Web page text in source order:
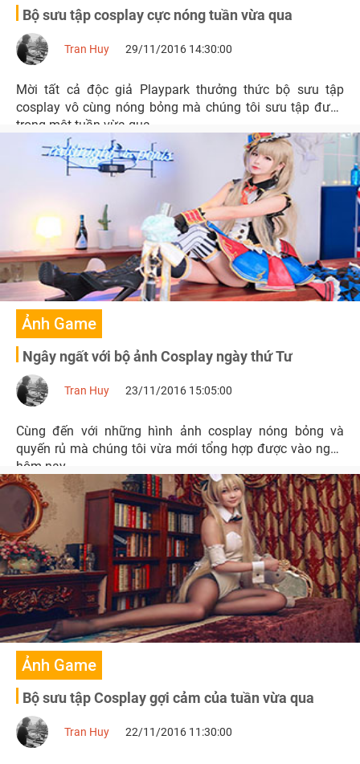
Bộ sưu tập cosplay cực nóng tuần vừa qua
Tran Huy 29/11/2016 14:30:00
Mời tất cả độc giả Playpark thưởng thức bộ sưu tập
cosplay vô cùng nóng bỏng mà chúng tôi sưu tập được
trong một tuần vừa qua.
Ảnh Game
Ngây ngất với bộ ảnh Cosplay ngày thứ Tư
Tran Huy 23/11/2016 15:05:00
Cùng đến với những hình ảnh cosplay nóng bỏng và
quyến rủ mà chúng tôi vừa mới tổng hợp được vào ngày
hôm nay.
Ảnh Game
Bộ sưu tập Cosplay gợi cảm của tuần vừa qua
Tran Huy 22/11/2016 11:30:00